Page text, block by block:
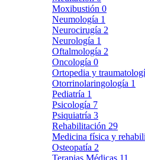
Moxibustión 0
Neumología 1
Neurocirugía 2
Neurología 1
Oftalmología 2
Oncología 0
Ortopedia y
Otorrinolaringología 1
Pediatría 1
Psicología 7
Psiquiatría 3
Rehabilitación 29
Medicina física y
Osteopatía 2
Terapias Médicas 11